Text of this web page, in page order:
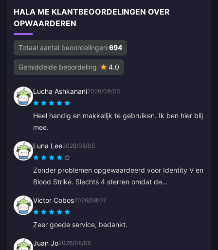
HALA ME KLANTBEOORDELINGEN OVER
OPWAARDEREN
Totaal aantal beoordelingen:694
Gemiddelde beoordeling 4.0
Lucha Ashkanani2026/08/03
Heel handig en makkelijk te gebruiken. Ik ben hier blij
mee.
Luna Lee2026/08/05
Zonder problemen opgewaardeerd voor Identity V en
Blood Strike. Slechts 4 sterren omdat de
klantenservice heeft het supersnel opgelost.
Geweldige prijzen en spelaanbod!
Victor Cobos2026/08/07
Zeer goede service, bedankt.
Juan Jo2026/08/05